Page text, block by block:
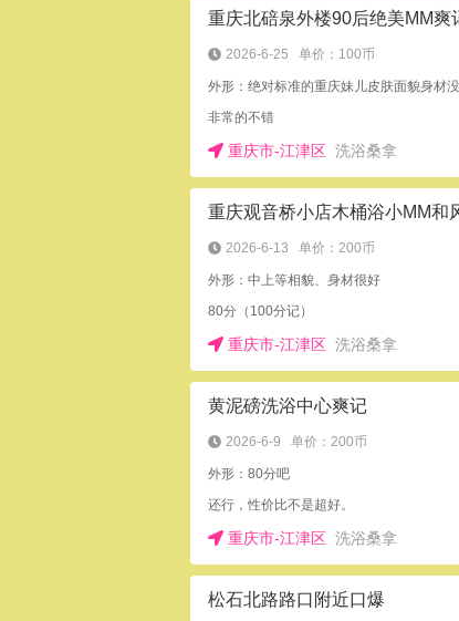
重庆北碚泉外楼90后绝美MM爽
2026-6-25 单价：100币
外形：绝对标准的重庆妹儿皮肤面貌身材
非常的不错
重庆市-江津区 洗浴桑拿
2026-6-13 单价：200币
外形：中上等相貌、身材很好
80分（100分记）
重庆市-江津区 洗浴桑拿
黄泥磅洗浴中心爽记
2026-6-9 单价：200币
外形：80分吧
还行，性价比不是超好。
重庆市-江津区 洗浴桑拿
松石北路路口附近口爆